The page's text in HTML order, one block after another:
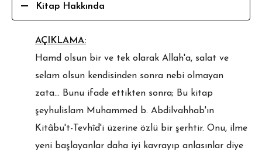
Kitap Hakkında
AÇIKLAMA:
Hamd olsun bir ve tek olarak Allah'a, salat ve
selam olsun kendisinden sonra nebi olmayan
zata... Bunu ifade ettikten sonra; Bu kitap
şeyhulislam Muhammed b. Abdilvahhab'ın
Kitâbu't-Tevhîd'i üzerine özlü bir şerhtir. Onu, ilme
yeni başlayanlar daha iyi kavrayıp anlasınlar diye